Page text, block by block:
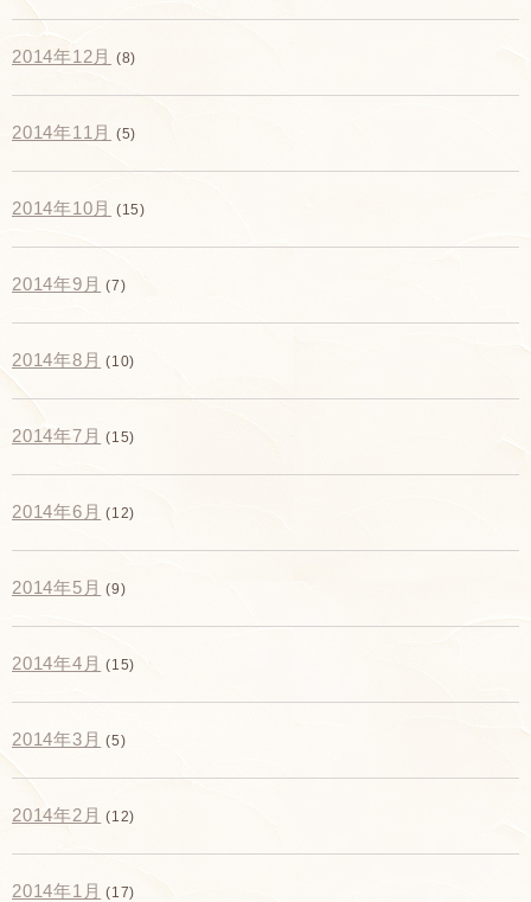
2014年12月 (8)
2014年11月 (5)
2014年10月 (15)
2014年9月 (7)
2014年8月 (10)
2014年7月 (15)
2014年6月 (12)
2014年5月 (9)
2014年4月 (15)
2014年3月 (5)
2014年2月 (12)
2014年1月 (17)